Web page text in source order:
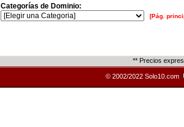
Categorías de Dominio:
[Pág.
** Precios
© 2002/2022 Solo10.com